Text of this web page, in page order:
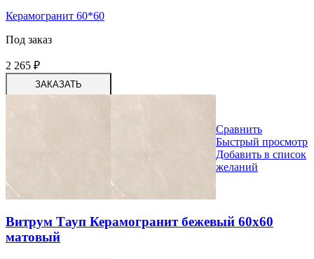
Керамогранит 60*60
Под заказ
2 265 ₽
ЗАКАЗАТЬ
Сравнить
Быстрый просмотр
Добавить в список
желаний
Витрум Тауп Керамогранит бежевый 60х60
матовый